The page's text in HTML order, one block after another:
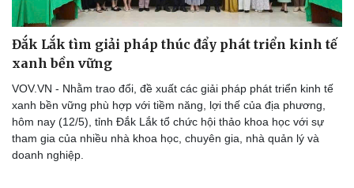
Đắk Lắk tìm giải pháp thúc đẩy phát triển kinh tế
xanh bền vững
VOV.VN - Nhằm trao đổi, đề xuất các giải pháp phát triển kinh tế
xanh bền vững phù hợp với tiềm năng, lợi thế của địa phương,
hôm nay (12/5), tỉnh Đắk Lắk tổ chức hội thảo khoa học với sự
tham gia của nhiều nhà khoa học, chuyên gia, nhà quản lý và
doanh nghiệp.